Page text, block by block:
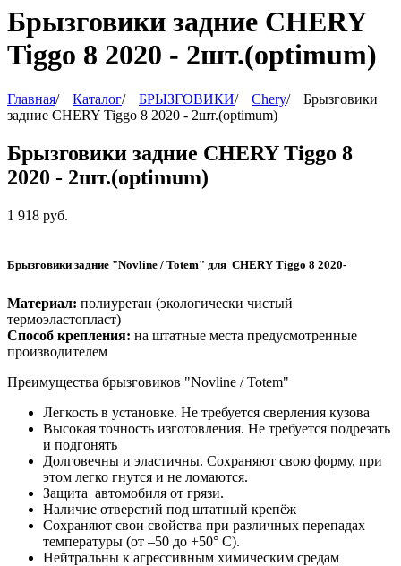
Брызговики задние CHERY
Tiggo 8 2020 - 2шт.(optimum)
Главная/ Каталог/ БРЫЗГОВИКИ/ Chery/
Брызговики
задние CHERY Tiggo 8 2020 - 2шт.(optimum)
Брызговики задние CHERY Tiggo 8
2020 - 2шт.(optimum)
1 918 руб.
Брызговики задние "Novline / Totem" для CHERY Tiggo 8 2020-
Материал: полиуретан (экологически чистый
термоэластопласт)
Способ крепления: на штатные места предусмотренные
производителем
Преимущества брызговиков "Novline / Totem"
Легкость в установке. Не требуется сверления кузова
Высокая точность изготовления. Не требуется подрезать
и подгонять
Долговечны и эластичны. Сохраняют свою форму, при
этом легко гнутся и не ломаются.
Защита автомобиля от грязи.
Наличие отверстий под штатный крепёж
Сохраняют свои свойства при различных перепадах
температуры (от –50 до +50° С).
Нейтральны к агрессивным химическим средам